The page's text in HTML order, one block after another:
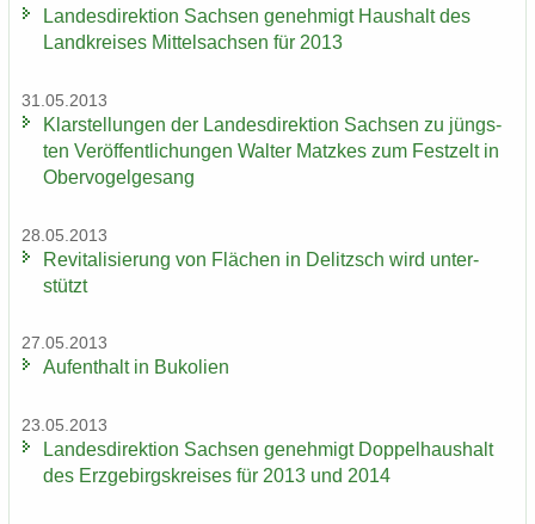
Lan­des­di­rek­ti­on Sach­sen ge­neh­migt Haus­halt des
Land­krei­ses Mit­tel­sach­sen für 2013
31.05.2013
Klar­stel­lun­gen der Lan­des­di­rek­ti­on Sach­sen zu jüngs­
ten Ver­öf­fent­li­chun­gen Wal­ter Matz­kes zum Fest­zelt in
Ober­vo­gel­ge­sang
28.05.2013
Re­vi­ta­li­sie­rung von Flä­chen in De­litzsch wird un­ter­
stützt
27.05.2013
Auf­ent­halt in Bu­ko­li­en
23.05.2013
Lan­des­di­rek­ti­on Sach­sen ge­neh­migt Dop­pel­haus­halt
des Erz­ge­birgs­krei­ses für 2013 und 2014